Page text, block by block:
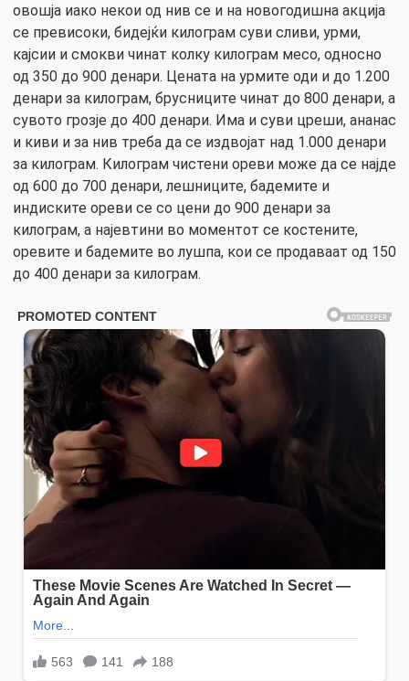
овошја иако некои од нив се и на новогодишна акција
се превисоки, бидејќи килограм суви сливи, урми,
кајсии и смокви чинат колку килограм месо, односно
од 350 до 900 денари. Цената на урмите оди и до 1.200
денари за килограм, брусниците чинат до 800 денари, а
сувото грозје до 400 денари. Има и суви цреши, ананас
и киви и за нив треба да се издвојат над 1.000 денари
за килограм. Килограм чистени ореви може да се најде
од 600 до 700 денари, лешниците, бадемите и
индиските ореви се со цени до 900 денари за
килограм, а најевтини во моментот се костените,
оревите и бадемите во лушпа, кои се продаваат од 150
до 400 денари за килограм.